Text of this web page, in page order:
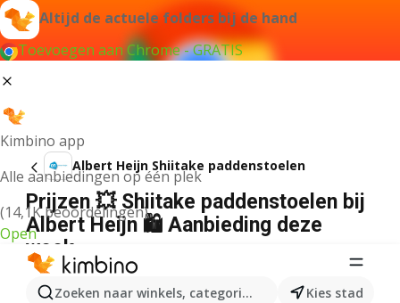
Altijd de actuele folders bij de hand
Toevoegen aan Chrome - GRATIS
Kimbino app
Alle aanbiedingen op één plek
(14,1K beoordelingen)
Open
Zoeken naar winkels, categorieën, producten...
Kies stad
Albert Heijn Shiitake paddenstoelen
Prijzen 💥 Shiitake paddenstoelen bij
Albert Heijn 🛍️ Aanbieding deze
week